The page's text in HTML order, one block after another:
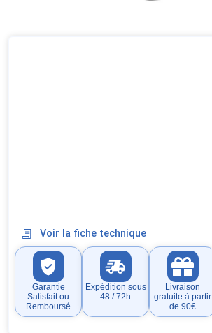
Voir la fiche technique
Garantie
Satisfait ou
Remboursé
Expédition sous
48 / 72h
Livraison
gratuite à partir
de 90€